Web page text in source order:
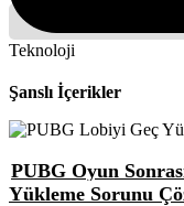
Teknoloji
Şanslı İçerikler
PUBG Oyun
Yükleme Sorunu